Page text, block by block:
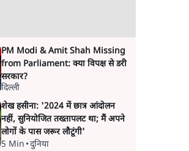
PM Modi & Amit Shah Missing
from Parliament: क्या विपक्ष से डरी
सरकार?
दिल्ली
शेख हसीना: '2024 में छात्र आंदोलन
नहीं, सुनियोजित तख्तापलट था; मैं अपने
लोगों के पास जरूर लौटूंगी'
5 Min •दुनिया